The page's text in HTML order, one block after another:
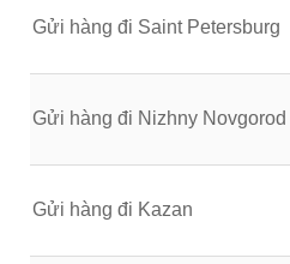
Gửi hàng đi Saint Petersburg
Gửi hàng đi Nizhny Novgorod
Gửi hàng đi Kazan